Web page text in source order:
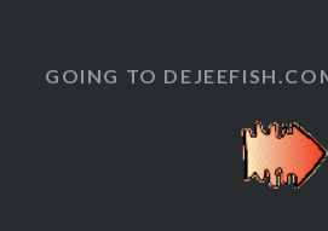
GOING TO